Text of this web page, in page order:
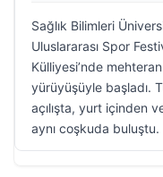
Sağlık Bilimleri
Uluslararası Spor
Külliyesi’nde
yürüyüşüyle başladı.
açılışta, yurt içinden
aynı coşkuda buluştu.